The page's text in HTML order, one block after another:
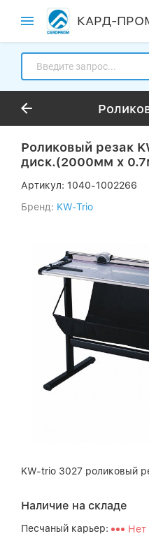
КАРД-
Роликовый резак
диск.(2000мм х
Артикул: 1040-1002266
Бренд: KW-Trio
KW-trio 3027 роликовый
Наличие на складе
Песчаный карьер:
Нет